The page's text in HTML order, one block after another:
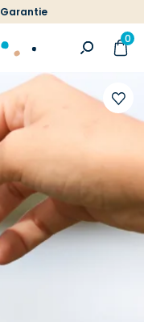
Garantie
0
votre
liste